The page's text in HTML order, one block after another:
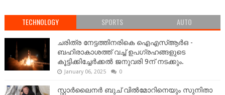
TECHNOLOGY SPORTS AUTO
ചരിത്ര നേട്ടത്തിനരികെ ഐഎസ്ആർഒ -
ബഹിരാകാശത്ത് വച്ച് ഉപഗ്രഹങ്ങളുടെ
കൂട്ടിക്കിച്ചേർക്കൽ ജനുവരി 9ന് നടക്കും.
January 06, 2025 0
സ്റ്റാർലൈനർ ബുച് വിൽമോറിനെയും സുനിതാ